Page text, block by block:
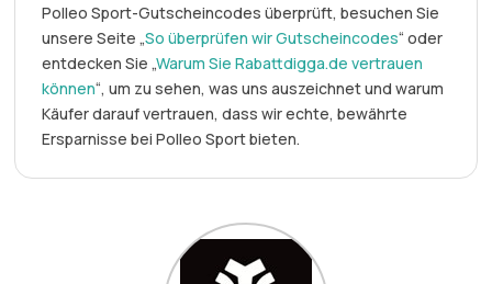
Polleo Sport-Gutscheincodes überprüft, besuchen Sie
unsere Seite „So überprüfen wir Gutscheincodes“ oder
entdecken Sie „Warum Sie Rabattdigga.de vertrauen
können“, um zu sehen, was uns auszeichnet und warum
Käufer darauf vertrauen, dass wir echte, bewährte
Ersparnisse bei Polleo Sport bieten.